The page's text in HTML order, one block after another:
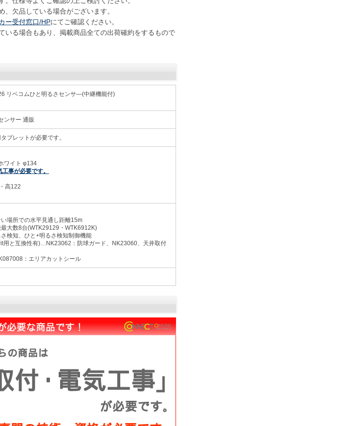
欠品している場合がございます。
ー受付窓口/HPにてご確認ください。
いる場合もあり、掲載商品全ての出荷確約をするもので
リベコムひと明るさセンサ―(中継機能付)
ンサー 通販
ブレットが必要です。
ワイト φ134
事が必要です。
高122
場所での水平見通し距離15m
大数8台(WTK29129・WTK6912K)
検知、ひと+明るさ検知制御機能
用と互換性有)…NK23062：防球ガード、NK23060、天井取付
：エリアカットシール